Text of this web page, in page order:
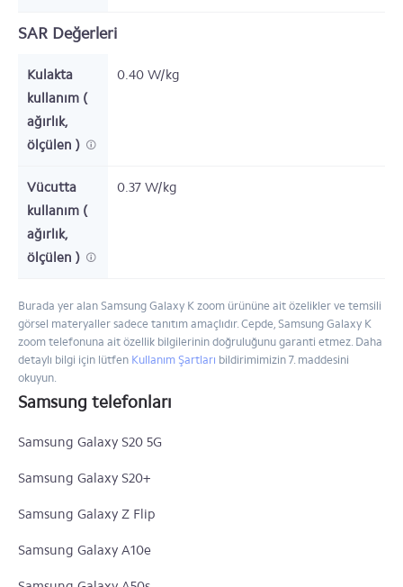
SAR Değerleri
Kulakta
kullanım (
ağırlık,
ölçülen )
0.40 W/kg
Vücutta
kullanım (
ağırlık,
ölçülen )
0.37 W/kg
Burada yer alan Samsung Galaxy K zoom ürününe ait özelikler ve temsili
görsel materyaller sadece tanıtım amaçlıdır. Cepde, Samsung Galaxy K
zoom telefonuna ait özellik bilgilerinin doğruluğunu garanti etmez. Daha
detaylı bilgi için lütfen Kullanım Şartları bildirimimizin 7. maddesini
okuyun.
Samsung telefonları
Samsung Galaxy S20 5G
Samsung Galaxy S20+
Samsung Galaxy Z Flip
Samsung Galaxy A10e